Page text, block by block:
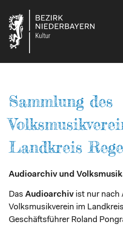
Sammlung des
Landkreis
Audioarchiv und
Das Audioarchiv ist nur nach
Volksmusikverein im Landkreis
Geschäftsführer Roland